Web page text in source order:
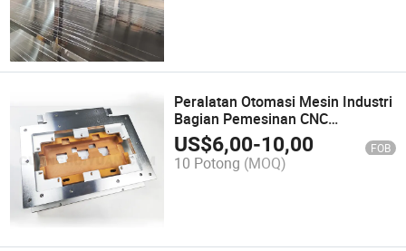
Peralatan Otomasi Mesin Industri
Bagian Pemesinan CNC
Penggilingan Sepeda Motor
Perangkat Keras Aplikasi Pelat
Logam Fiksasi
US$6,00-10,00 FOB
10 Potong (MOQ)